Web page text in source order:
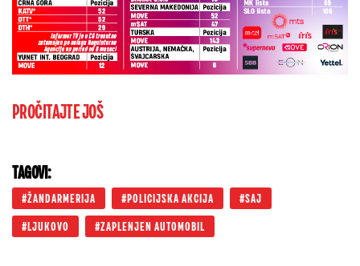
PROČITAJTE JOŠ
TAGOVI:
ŽANDARMERIJA POLICIJSKA AKCIJA SAJ
LJUKOVO ZAPLENJEN AUTOMOBIL